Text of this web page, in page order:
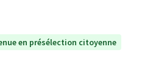
en présélection citoyenne